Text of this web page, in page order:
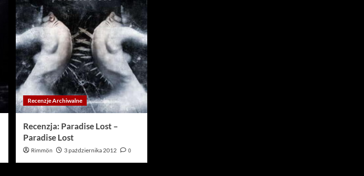
Recenzje Archiwalne
Recenzja: Paradise Lost –
Paradise Lost
Rimmön 3 października 2012 0